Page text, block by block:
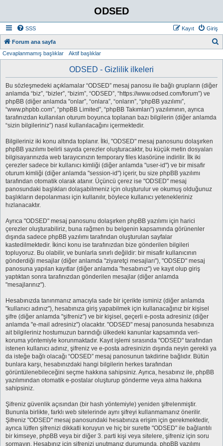
ODSED
SSS Giriş
Kayıt
Forum ana sayfa
Cevaplanmamış başlıklar Aktif başlıklar
ODSED - Gizlilik ilkeleri
Bu sözleşmedeki açıklamalar “ODSED” mesaj panosu ile bağlı grupların (diğer
anlamda “biz”, “bizler”, “bizim”, “ODSED”, “https://www.odsed.com/forum”) ve
phpBB (diğer anlamda "onlar”, “onlara”, “onların”, “phpBB yazılımı”,
“www.phpbb.com”, “phpBB Limited”, “phpBB Takımları”) yazılımının, ayrıca
tarafınızdan kullanılan oturum boyunca toplanan bazı bilgilerin (diğer anlamda
“sizin bilgileriniz”) nasıl kullanılacağını içermektedir.
Bilgileriniz iki konu altında toplanır. İlki, "ODSED" mesaj panosunu dolaşırken
phpBB yazılımı belirli sayıda çerezler oluşturacaktır, bu küçük metin dosyaları
bilgisayarınızda web tarayıcınızın temporary files klasörüne indirilir. İlk iki
çerezler sadece bir kullanıcı kimliği (diğer anlamda "user-id") ve bir misafir
oturum kimliği (diğer anlamda "session-id") içerir, bu size phpBB yazılımı
tarafından otomatik olarak atanır. Üçüncü çerez ise "ODSED" mesaj
panosundaki başlıkları dolaşabilmeniz için oluşturulur ve okumuş olduğunuz
başlıkların depolanması için kullanılır, böylece kullanıcı yetenekleriniz
hızlanacaktır.
Ayrıca "ODSED" mesaj panosunu dolaşırken phpBB yazılımı için harici
çerezler oluşturabiliriz, buna rağmen bu belgenin kapsamında görünenler
dışında sadece phpBB yazılımı tarafından oluşturulan sayfalar
kastedilmektedir. İkinci konu ise tarafınızdan bize gönderilen bilgileri
topluyoruz. Bu olabilir, ve bunlarla sınırlı değildir: bir misafir kullanıcının
gönderdiği mesajlar (diğer anlamda "ziyaretçi mesajları"), "ODSED" mesaj
panosuna yapılan kayıtlar (diğer anlamda "hesabınız") ve kayıt olup giriş
yaptıktan sonra tarafınızdan gönderilen mesajlar (diğer anlamda
"mesajlarınız").
Hesabınızda tanınmanız amacıyla sade bir içerikte isminiz (diğer anlamda
"kullanıcı adınız"), hesabınıza giriş yapabilmek için kullanacağınız bir kişisel
şifre (diğer anlamda "şifreniz") ve bir kişisel, geçerli e-posta adresiniz (diğer
anlamda "e-mail adresiniz") olacaktır. "ODSED" mesaj panosunda hesabınıza
ait bilgileriniz hostumuzun barındığı ülkedeki kanunlar kapsamında veri-
koruma yöntemiyle korunmaktadır. Kayıt işlemi sırasında "ODSED" tarafından
istenen kullanıcı adınız, şifreniz ve e-posta adresinizin dışında neyin gerekli ya
da isteğe bağlı olacağı “ODSED” mesaj panosunun takdirine bağlıdır. Bütün
bunlara karşı, hesabınızdaki hangi bilgilerin herkes tarafından
görüntülenebileceğini seçme hakkına sahipsiniz. Ayrıca, hesabınız ile, phpBB
yazılımından otomatik e-postalar oluşturup gönderme veya alma hakkına
sahipsiniz.
Şifreniz güvenlik açısından (bir hash yöntemiyle) yeniden şifrelenmiştir.
Bununla birlikte, farklı web sitelerinde aynı şifreyi kullanmamanız önerilir.
Şifreniz "ODSED" mesaj panosundaki hesabınıza erişim için gerekmektedir,
ayrıca lütfen şifrenizi dikkatli koruyun ve hiç bir surette "ODSED" ile bağlantılı
bir kimseye, phpBB veya bir diğer 3. parti kişi veya sitelere, şifreniz için soru
sormayın. Hesabınız için şifrenizi unutmanız durumunda, phpBB yazılımı